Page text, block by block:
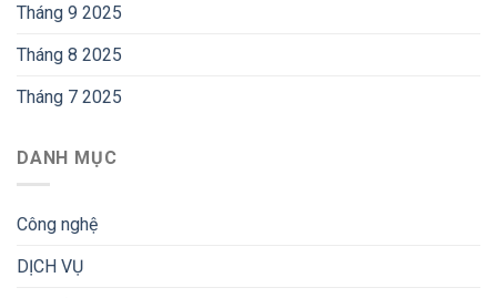
Tháng 9 2025
Tháng 8 2025
Tháng 7 2025
DANH MỤC
Công nghệ
DỊCH VỤ